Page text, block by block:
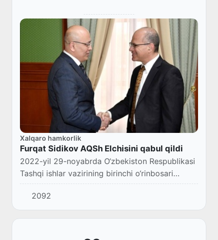
Xalqaro hamkorlik
Furqat Sidikov AQSh Elchisini qabul qildi
2022-yil 29-noyabrda O‘zbekiston Respublikasi
Tashqi ishlar vazirining birinchi o‘rinbosari
Furqat Sidikov Amerika Qo‘shma Shtatlarining
mamlakatimizdagi Favqulodda va muxtor elchi...
2092